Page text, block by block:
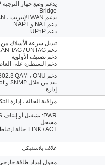
Bridge
تدعم WAN الإنترنت ، VoIP ، IPTV ، TR069 LAN تدعم DHCP و IP الثابت
دعم NAT و NAPT
دعم UPnP
تبديل سرعة الأسلاك من
دعم VLAN TAG / UNTAG ، دعم تحويل VLAN ، تحديد السرعة المستند إلى المنفذ
دعم تصنيف الأولوية
دعم السيطرة على
بعد من خلال SNMP و Telnet ، دعم محلي
إدارة
مراقبة الحالة ، إدارة
مسجل
LINK / ACT: حالة ارتباط واجهة Ethernet
غلاف بلاستيكي
محول إمداد طاقة خارجي 12 فولت 0.5 أمبير تيار متردد / تيار